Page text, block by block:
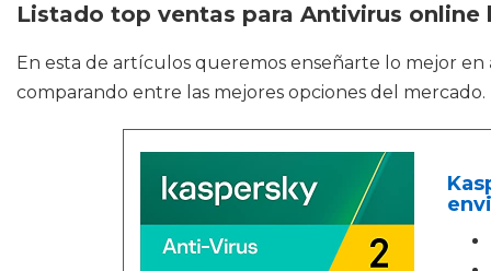
Listado top ventas para Antivirus online
En esta de artículos queremos enseñarte lo mejor en
comparando entre las mejores opciones del mercado.